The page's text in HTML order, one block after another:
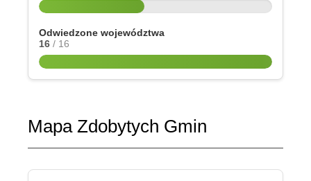
Odwiedzone województwa
16 / 16
Mapa Zdobytych Gmin